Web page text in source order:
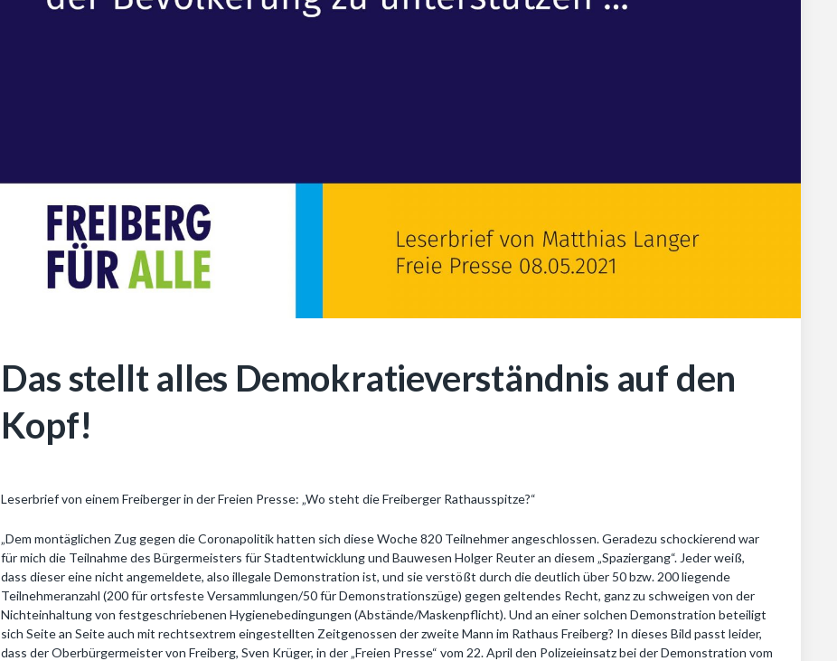
Das stellt alles Demokratieverständnis auf den
Kopf!
Leserbrief von einem Freiberger in der Freien Presse: „Wo steht die Freiberger Rathausspitze?“
„Dem montäglichen Zug gegen die Coronapolitik hatten sich diese Woche 820 Teilnehmer angeschlossen. Geradezu schockierend war
für mich die Teilnahme des Bürgermeisters für Stadtentwicklung und Bauwesen Holger Reuter an diesem „Spaziergang“. Jeder weiß,
dass dieser eine nicht angemeldete, also illegale Demonstration ist, und sie verstößt durch die deutlich über 50 bzw. 200 liegende
Teilnehmeranzahl (200 für ortsfeste Versammlungen/50 für Demonstrationszüge) gegen geltendes Recht, ganz zu schweigen von der
Nichteinhaltung von festgeschriebenen Hygienebedingungen (Abstände/Maskenpflicht). Und an einer solchen Demonstration beteiligt
sich Seite an Seite auch mit rechtsextrem eingestellten Zeitgenossen der zweite Mann im Rathaus Freiberg? In dieses Bild passt leider,
dass der Oberbürgermeister von Freiberg, Sven Krüger, in der „Freien Presse“ vom 22. April den Polizeieinsatz bei der Demonstration vom